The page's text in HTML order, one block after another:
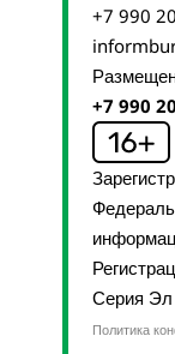
+7 990
+7 990
Серия
Политика